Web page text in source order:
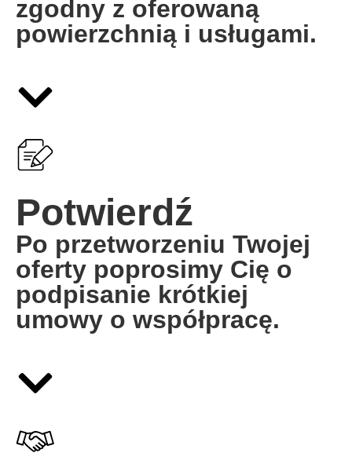
zgodny z oferowaną
powierzchnią i usługami.
Potwierdź
Po przetworzeniu Twojej
oferty poprosimy Cię o
podpisanie krótkiej
umowy o współpracę.